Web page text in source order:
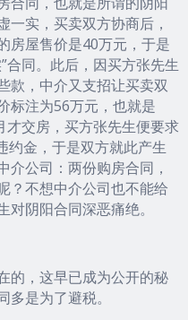
一实，买卖双方协商后，
房屋售价是40万元，于是
合同。此后，因买方张先生
款，中介又支招让买卖双
标注为56万元，也就是
才交房，买方张先生便要求
约金，于是双方就此产生
介公司：两份购房合同，
？不想中介公司也不能给
阴阳合同深恶痛绝。
的，这早已成为公开的秘
是为了避税。